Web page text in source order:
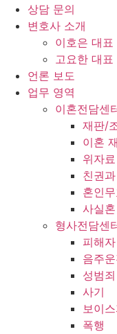
상담 문의
변호사 소개
이호은 대표
고요한 대표
언론 보도
업무 영역
이혼전담센
재판/
이혼
위자
친권
혼인
사실
형사전담센
피해
음주
성범죄
사기
보이
폭행